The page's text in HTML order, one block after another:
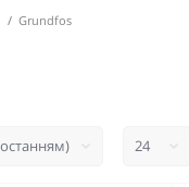
Grundfos